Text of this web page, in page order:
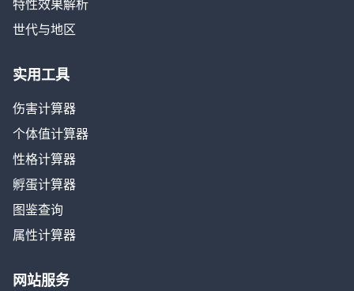
特性效果解析
世代与地区
实用工具
伤害计算器
个体值计算器
性格计算器
孵蛋计算器
图鉴查询
属性计算器
网站服务